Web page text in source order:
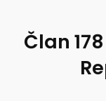
Član